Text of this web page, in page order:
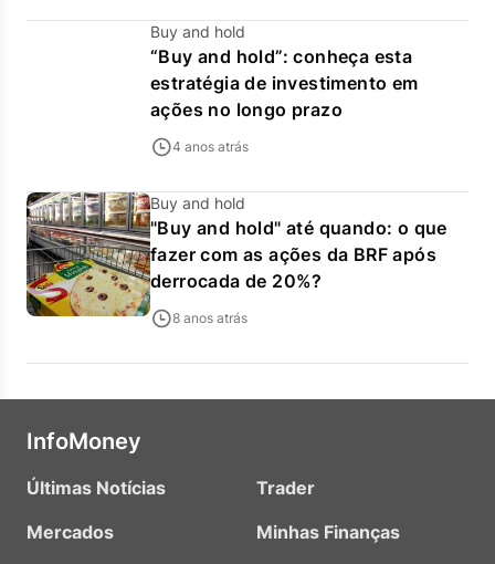
Buy and hold
“Buy and hold”: conheça esta
estratégia de investimento em
ações no longo prazo
4 anos atrás
Buy and hold
"Buy and hold" até quando: o que
fazer com as ações da BRF após
derrocada de 20%?
8 anos atrás
InfoMoney
Últimas Notícias
Mercados
Trader
Minhas Finanças